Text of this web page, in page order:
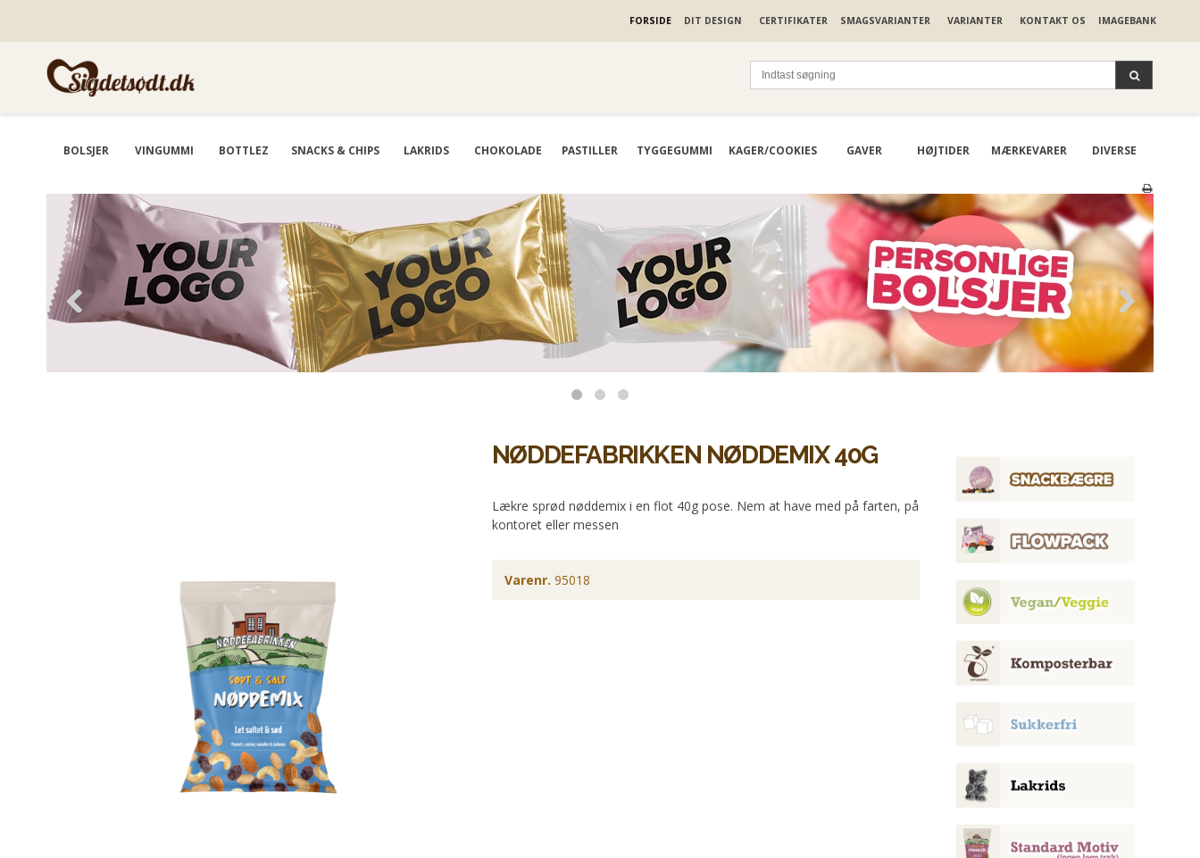
FORSIDE DIT DESIGN CERTIFIKATER SMAGSVARIANTER VARIANTER KONTAKT OS IMAGEBANK
BOLSJER VINGUMMI BOTTLEZ SNACKS & CHIPS LAKRIDS CHOKOLADE PASTILLER TYGGEGUMMI KAGER/COOKIES GAVER HØJTIDER MÆRKEVARER DIVERSE
NØDDEFABRIKKEN NØDDEMIX 40G
Lækre sprød nøddemix i en flot 40g pose. Nem at have med på farten, på
kontoret eller messen
Varenr. 95018